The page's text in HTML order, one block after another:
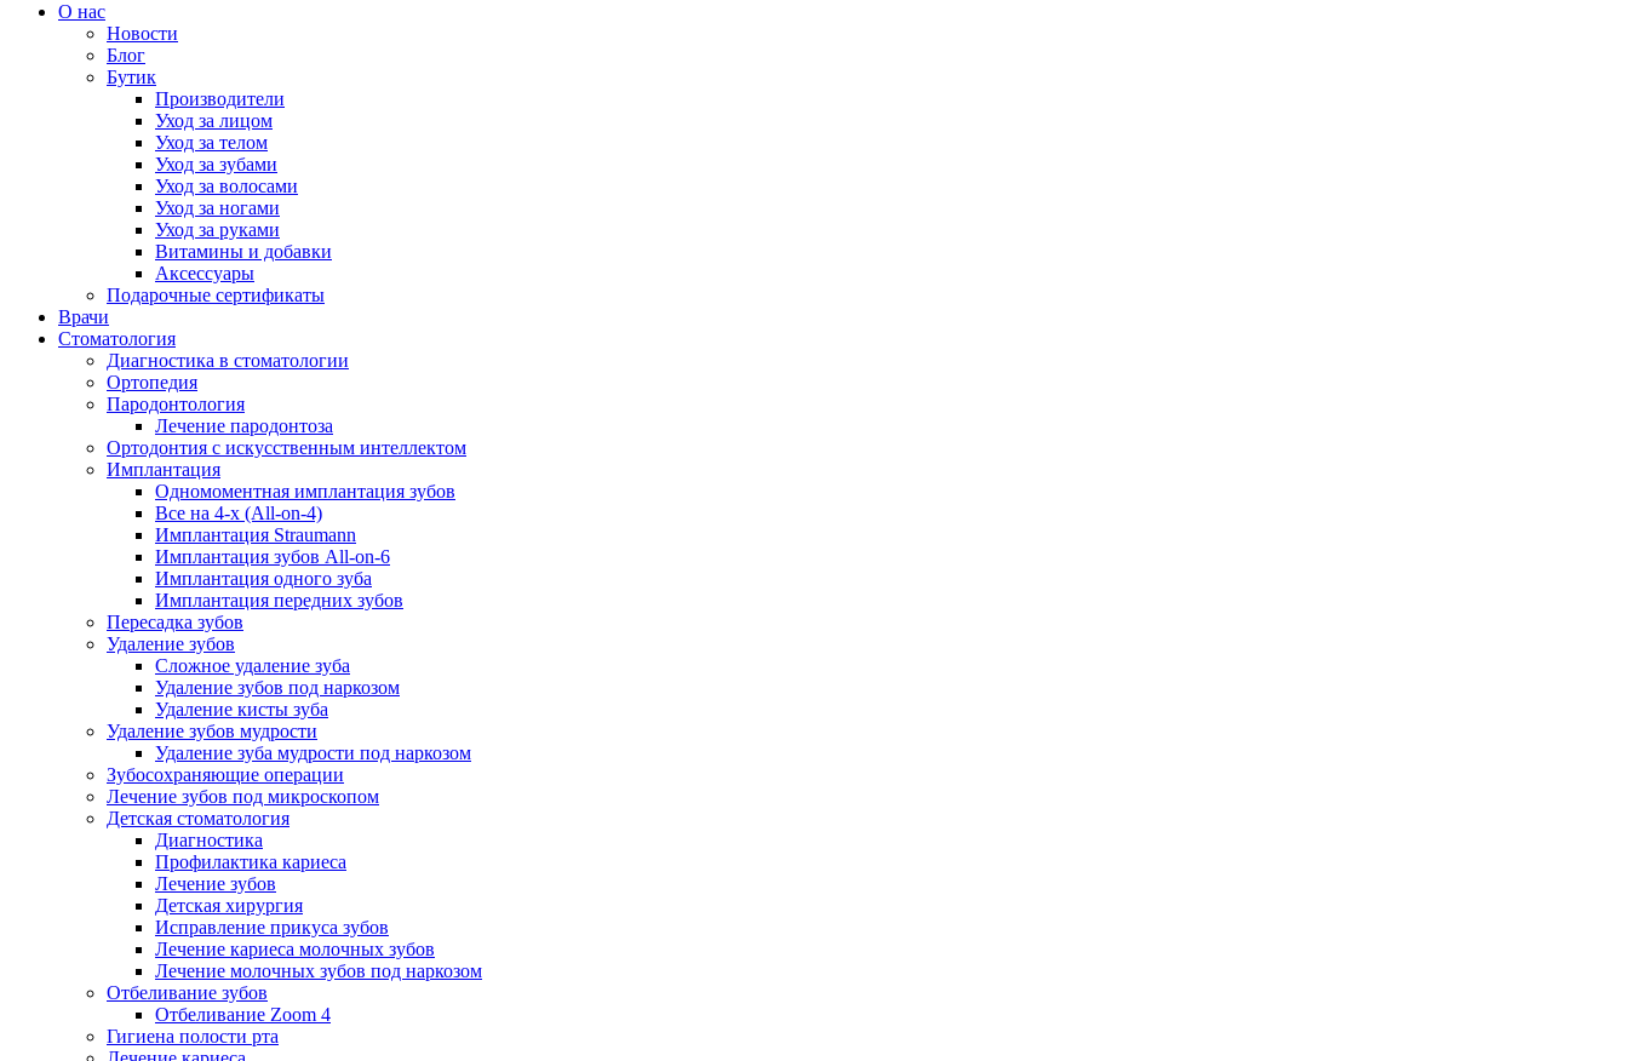
О нас
Новости
Блог
Бутик
Производители
Уход за лицом
Уход за телом
Уход за зубами
Уход за волосами
Уход за ногами
Уход за руками
Витамины и добавки
Аксессуары
Подарочные сертификаты
Врачи
Стоматология
Диагностика в стоматологии
Ортопедия
Пародонтология
Лечение пародонтоза
Ортодонтия с искусственным интеллектом
Имплантация
Одномоментная имплантация зубов
Все на 4-х (All-on-4)
Имплантация Straumann
Имплантация зубов All-on-6
Имплантация одного зуба
Имплантация передних зубов
Пересадка зубов
Удаление зубов
Сложное удаление зуба
Удаление зубов под наркозом
Удаление кисты зуба
Удаление зубов мудрости
Удаление зуба мудрости под наркозом
Зубосохраняющие операции
Лечение зубов под микроскопом
Детская стоматология
Диагностика
Профилактика кариеса
Лечение зубов
Детская хирургия
Исправление прикуса зубов
Лечение кариеса молочных зубов
Лечение молочных зубов под наркозом
Отбеливание зубов
Отбеливание Zoom 4
Гигиена полости рта